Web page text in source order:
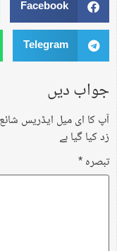
Facebook
Telegram
جواب دیں
آپ کا ای میل ایڈریس شائع
زد کیا گیا ہے
تبصرہ*